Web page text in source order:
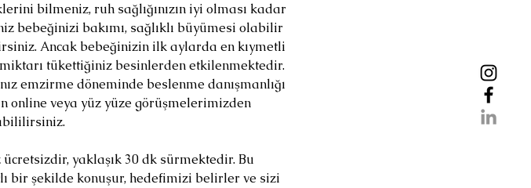
bilmeniz, ruh sağlığınızın iyi olması kadar
bebeğinizi bakımı, sağlıklı büyümesi olabilir
Ancak bebeğinizin ilk aylarda en kıymetli
tükettiğiniz besinlerden etkilenmektedir.
emzirme döneminde beslenme danışmanlığı
online veya yüz yüze görüşmelerimizden
yaklaşık 30 dk sürmektedir. Bu
bir şekilde konuşur, hedefimizi belirler ve sizi